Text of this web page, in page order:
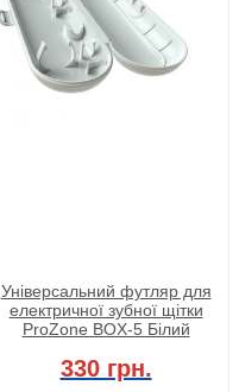
Універсальний футляр для
електричної зубної щітки
ProZone BOX-5 Білий
330 грн.